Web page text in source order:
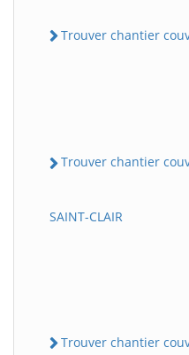
Trouver chantier
Trouver chantier
SAINT-CLAIR
Trouver chantier